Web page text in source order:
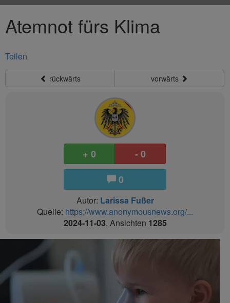
Atemnot fürs Klima
Teilen
rückwärts vorwärts
+ 0
- 0
0
Autor: Larissa Fußer
Quelle: https://www.anonymousnews.org/...
2024-11-03, Ansichten 1285